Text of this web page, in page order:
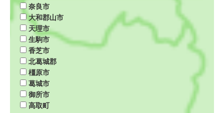
奈良市
大和郡山市
天理市
生駒市
香芝市
北葛城郡
橿原市
葛城市
御所市
高取町